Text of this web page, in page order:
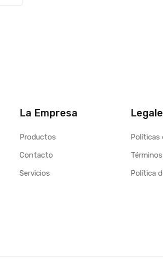
La Empresa
Productos
Contacto
Servicios
Políticas
Política